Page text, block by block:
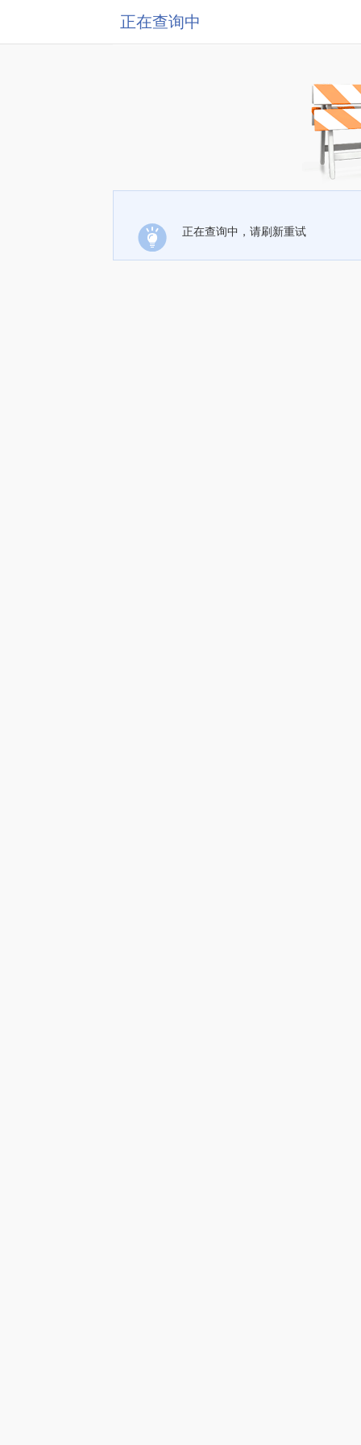
正在查询中
正在查询中，请刷新重试